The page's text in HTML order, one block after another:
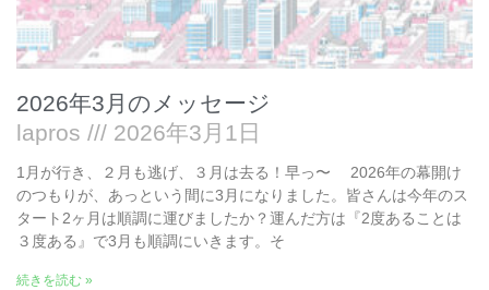
2026年3月のメッセージ
lapros 2026年3月1日
1月が行き、２月も逃げ、３月は去る！早っ〜 2026年の幕開け
のつもりが、あっという間に3月になりました。皆さんは今年のス
タート2ヶ月は順調に運びましたか？運んだ方は『2度あることは
３度ある』で3月も順調にいきます。そ
続きを読む »